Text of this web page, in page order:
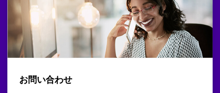
お問い合わせ